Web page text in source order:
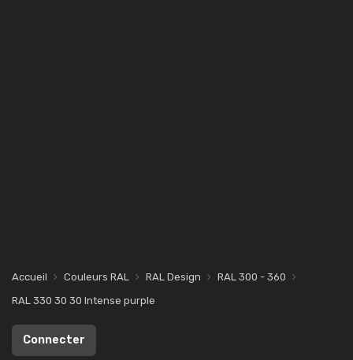
Accueil Couleurs RAL RAL Design
RAL 300 - 360
RAL 330 30 30 Intense purple
Connecter